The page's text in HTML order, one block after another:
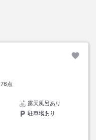
76点
露天風呂あり
駐車場あり